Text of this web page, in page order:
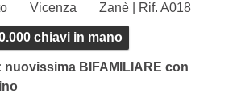
Vicenza Zanè | Rif. A018
chiavi in mano
nuovissima BIFAMILIARE con